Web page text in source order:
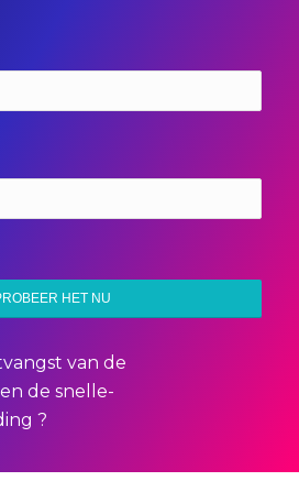
van de
de snelle-
?